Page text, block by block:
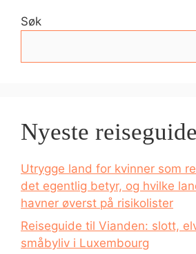
Søk
Nyeste
Utrygge land for kvinner som
det egentlig betyr, og hvilke
havner øverst på risikolister
Reiseguide til Vianden: slott,
småbyliv i Luxembourg